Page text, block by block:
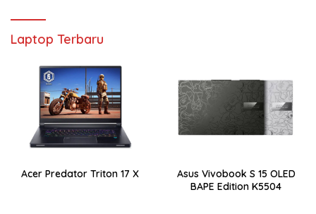
Laptop Terbaru
Acer Predator Triton 17 X
Asus Vivobook S 15 OLED
BAPE Edition K5504